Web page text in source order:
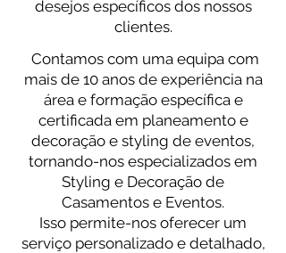
desejos específicos dos nossos
clientes.
Contamos com uma equipa com
mais de 10 anos de experiência na
área e formação específica e
certificada em planeamento e
decoração e styling de eventos,
tornando-nos especializados em
Styling e Decoração de
Casamentos e Eventos.
Isso permite-nos oferecer um
serviço personalizado e detalhado,